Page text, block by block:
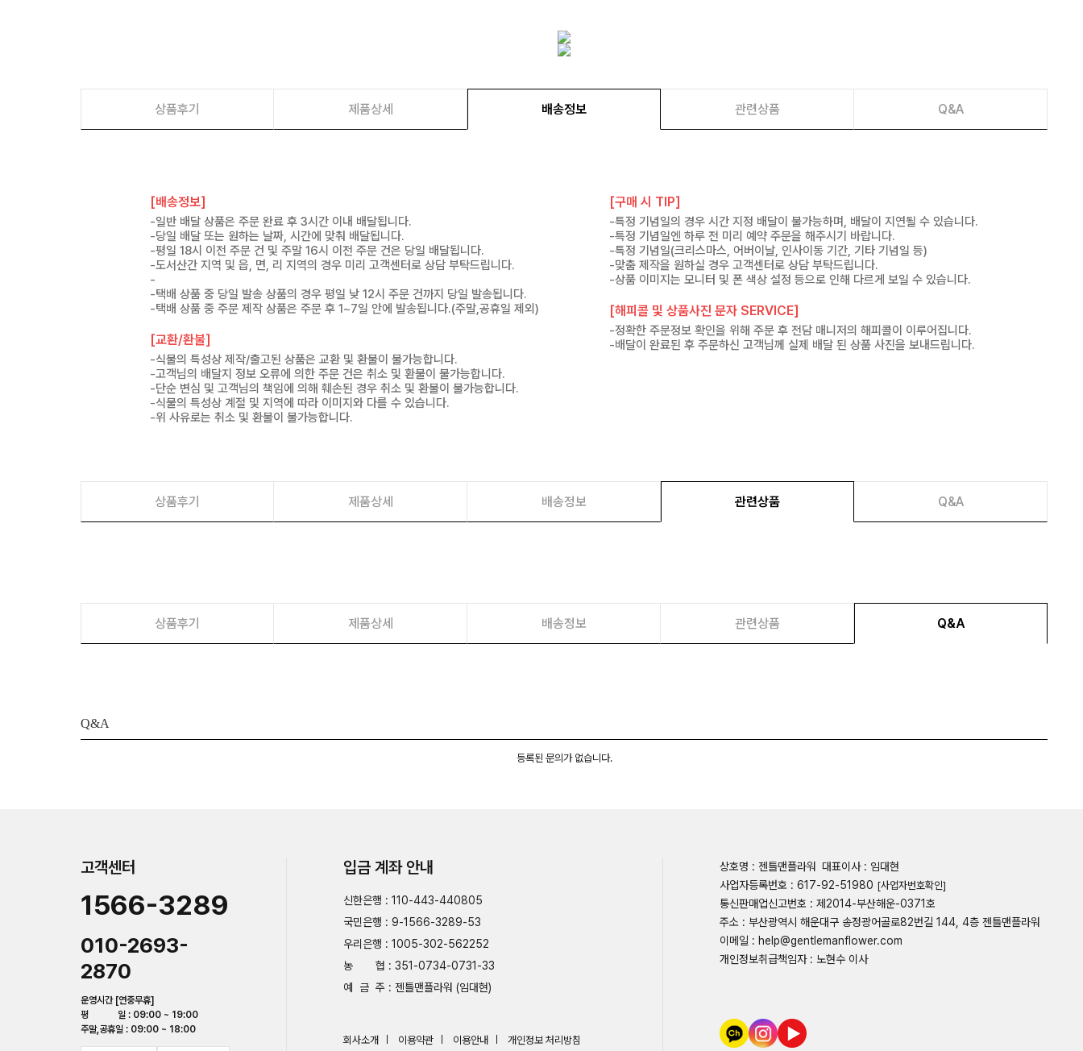
상품후기 제품상세 배송정보 관련상품 Q&A
[배송정보]
-일반 배달 상품은 주문 완료 후 3시간 이내 배달됩니다.
-당일 배달 또는 원하는 날짜, 시간에 맞춰 배달됩니다.
-평일 18시 이전 주문 건 및 주말 16시 이전 주문 건은 당일 배달됩니다.
-도서산간 지역 및 읍, 면, 리 지역의 경우 미리 고객센터로 상담 부탁드립니다.
-
-택배 상품 중 당일 발송 상품의 경우 평일 낮 12시 주문 건까지 당일 발송됩니다.
-택배 상품 중 주문 제작 상품은 주문 후 1~7일 안에 발송됩니다.(주말,공휴일 제외)
[교환/환불]
-식물의 특성상 제작/출고된 상품은 교환 및 환불이 불가능합니다.
-고객님의 배달지 정보 오류에 의한 주문 건은 취소 및 환불이 불가능합니다.
-단순 변심 및 고객님의 책임에 의해 훼손된 경우 취소 및 환불이 불가능합니다.
-식물의 특성상 계절 및 지역에 따라 이미지와 다를 수 있습니다.
-위 사유로는 취소 및 환불이 불가능합니다.
[구매 시 TIP]
-특정 기념일의 경우 시간 지정 배달이 불가능하며, 배달이 지연될 수 있습니다.
-특정 기념일엔 하루 전 미리 예약 주문을 해주시기 바랍니다.
-특정 기념일(크리스마스, 어버이날, 인사이동 기간, 기타 기념일 등)
-맞춤 제작을 원하실 경우 고객센터로 상담 부탁드립니다.
-상품 이미지는 모니터 및 폰 색상 설정 등으로 인해 다르게 보일 수 있습니다.
[해피콜 및 상품사진 문자 SERVICE]
-정확한 주문정보 확인을 위해 주문 후 전담 매니저의 해피콜이 이루어집니다.
-배달이 완료된 후 주문하신 고객님께 실제 배달 된 상품 사진을 보내드립니다.
상품후기 제품상세 배송정보 관련상품 Q&A
상품후기 제품상세 배송정보 관련상품 Q&A
Q&A
등록된 문의가 없습니다.
고객센터
1566-3289
010-2693-
2870
운영시간 [연중무휴]
평 일 : 09:00 ~ 19:00
주말,공휴일 : 09:00 ~ 18:00
입금 계좌 안내
신한은행 : 110-443-440805
국민은행 : 9-1566-3289-53
우리은행 : 1005-302-562252
농 협 : 351-0734-0731-33
예 금 주 : 젠틀맨플라워 (임대현)
회사소개 이용약관 이용안내 개인정보 처리방침
상호명 : 젠틀맨플라워
대표이사 : 임대현
사업자등록번호 : 617-92-51980 [사업자번호확인]
통신판매업신고번호 : 제2014-부산해운-0371호
주소 : 부산광역시 해운대구 송정광어골로82번길 144, 4층 젠틀맨플라워
이메일 : help@gentlemanflower.com
개인정보취급책임자 : 노현수 이사